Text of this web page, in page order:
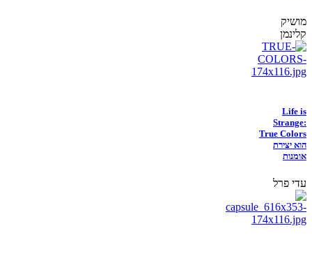
מושיק
קלינמן
Life is
Strange:
True Colors
הוא יצירת
אומנות
עדי פרל